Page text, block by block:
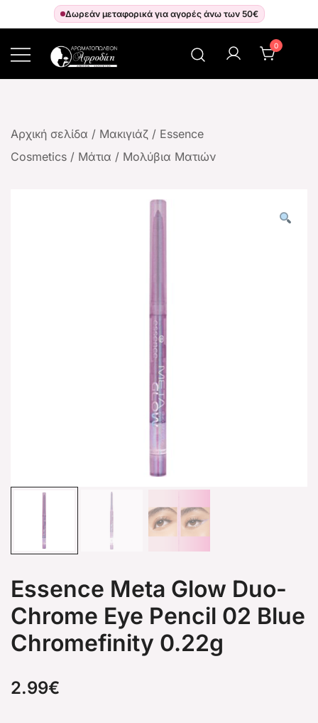
Δωρεάν μεταφορικά για αγορές άνω των 50€
0
Αρχική σελίδα / Μακιγιάζ / Essence
Cosmetics / Μάτια / Μολύβια Ματιών
Essence Meta Glow Duo-
Chrome Eye Pencil 02 Blue
Chromefinity 0.22g
2.99€